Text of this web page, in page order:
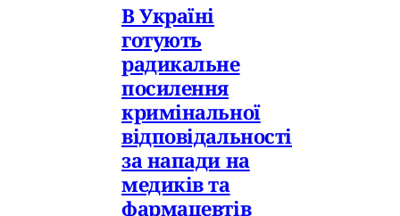
В Україні
готують
радикальне
посилення
кримінальної
відповідальності
за напади на
медиків та
фармацевтів